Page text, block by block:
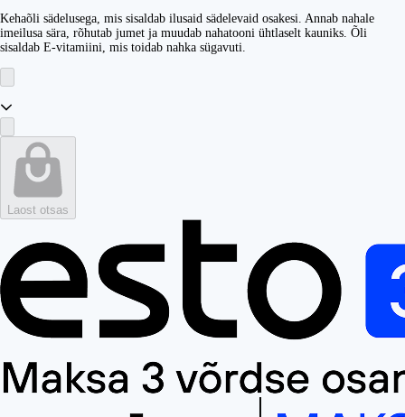
Kehaõli sädelusega, mis sisaldab ilusaid sädelevaid osakesi. Annab nahale
imeilusa sära, rõhutab jumet ja muudab nahatooni ühtlaselt kauniks. Õli
sisaldab E-vitamiini, mis toidab nahka sügavuti.
Laost otsas